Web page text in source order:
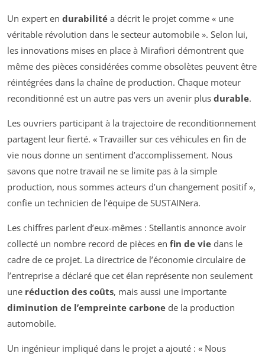
Un expert en durabilité a décrit le projet comme « une
véritable révolution dans le secteur automobile ». Selon lui,
les innovations mises en place à Mirafiori démontrent que
même des pièces considérées comme obsolètes peuvent être
réintégrées dans la chaîne de production. Chaque moteur
reconditionné est un autre pas vers un avenir plus durable.
Les ouvriers participant à la trajectoire de reconditionnement
partagent leur fierté. « Travailler sur ces véhicules en fin de
vie nous donne un sentiment d’accomplissement. Nous
savons que notre travail ne se limite pas à la simple
production, nous sommes acteurs d’un changement positif »,
confie un technicien de l’équipe de SUSTAINera.
Les chiffres parlent d’eux-mêmes : Stellantis annonce avoir
collecté un nombre record de pièces en fin de vie dans le
cadre de ce projet. La directrice de l’économie circulaire de
l’entreprise a déclaré que cet élan représente non seulement
une réduction des coûts, mais aussi une importante
diminution de l’empreinte carbone de la production
automobile.
Un ingénieur impliqué dans le projet a ajouté : « Nous